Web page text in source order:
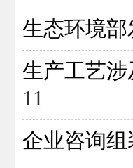
生态环境
生产工艺
11
企业咨询